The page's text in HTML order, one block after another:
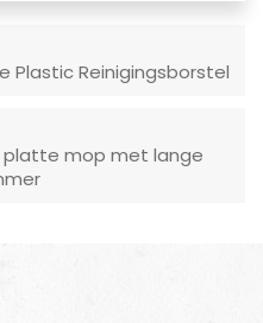
Plastic Reinigingsborstel
mop met lange